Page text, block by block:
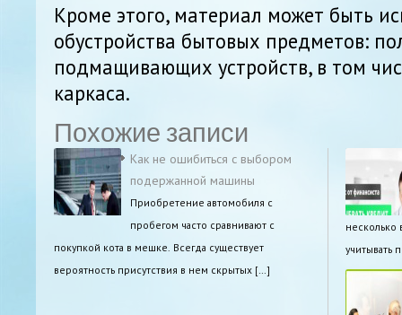
Кроме этого, материал может быть
обустройства бытовых предметов:
подмащивающих устройств, в том
каркаса.
Похожие записи
Как не ошибиться с выбором
подержанной машины
Приобретение автомобиля с
пробегом часто сравнивают с
покупкой кота в мешке. Всегда существует
вероятность присутствия в нем скрытых […]
учитывать